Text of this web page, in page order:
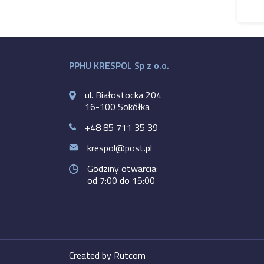
PPHU KRESPOL Sp z o.o.
ul. Białostocka 204
16-100 Sokółka
+48 85 711 35 39
krespol@post.pl
Godziny otwarcia:
od 7:00 do 15:00
Created by Rutcom